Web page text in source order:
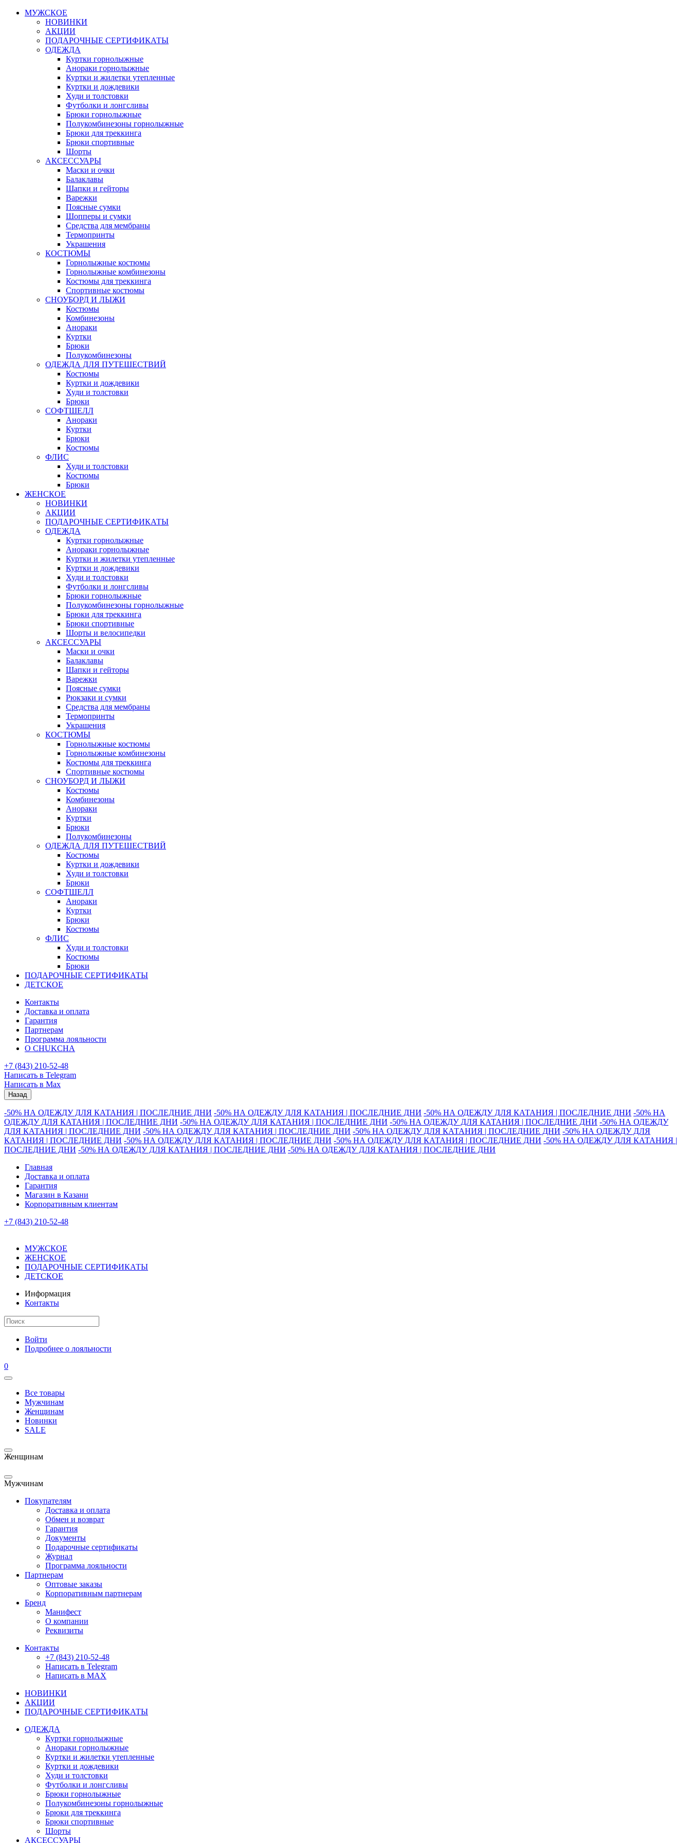
МУЖСКОЕ
НОВИНКИ
АКЦИИ
ПОДАРОЧНЫЕ СЕРТИФИКАТЫ
ОДЕЖДА
Куртки горнолыжные
Анораки горнолыжные
Куртки и жилетки утепленные
Куртки и дождевики
Худи и толстовки
Футболки и лонгсливы
Брюки горнолыжные
Полукомбинезоны горнолыжные
Брюки для треккинга
Брюки спортивные
Шорты
АКСЕССУАРЫ
Маски и очки
Балаклавы
Шапки и гейторы
Варежки
Поясные сумки
Шопперы и сумки
Средства для мембраны
Термопринты
Украшения
КОСТЮМЫ
Горнолыжные костюмы
Горнолыжные комбинезоны
Костюмы для треккинга
Спортивные костюмы
СНОУБОРД И ЛЫЖИ
Костюмы
Комбинезоны
Анораки
Куртки
Брюки
Полукомбинезоны
ОДЕЖДА ДЛЯ ПУТЕШЕСТВИЙ
Костюмы
Куртки и дождевики
Худи и толстовки
Брюки
СОФТШЕЛЛ
Анораки
Куртки
Брюки
Костюмы
ФЛИС
Худи и толстовки
Костюмы
Брюки
ЖЕНСКОЕ
НОВИНКИ
АКЦИИ
ПОДАРОЧНЫЕ СЕРТИФИКАТЫ
ОДЕЖДА
Куртки горнолыжные
Анораки горнолыжные
Куртки и жилетки утепленные
Куртки и дождевики
Худи и толстовки
Футболки и лонгсливы
Брюки горнолыжные
Полукомбинезоны горнолыжные
Брюки для треккинга
Брюки спортивные
Шорты и велосипедки
АКСЕССУАРЫ
Маски и очки
Балаклавы
Шапки и гейторы
Варежки
Поясные сумки
Рюкзаки и сумки
Средства для мембраны
Термопринты
Украшения
КОСТЮМЫ
Горнолыжные костюмы
Горнолыжные комбинезоны
Костюмы для треккинга
Спортивные костюмы
СНОУБОРД И ЛЫЖИ
Костюмы
Комбинезоны
Анораки
Куртки
Брюки
Полукомбинезоны
ОДЕЖДА ДЛЯ ПУТЕШЕСТВИЙ
Костюмы
Куртки и дождевики
Худи и толстовки
Брюки
СОФТШЕЛЛ
Анораки
Куртки
Брюки
Костюмы
ФЛИС
Худи и толстовки
Костюмы
Брюки
ПОДАРОЧНЫЕ СЕРТИФИКАТЫ
ДЕТСКОЕ
Контакты
Доставка и оплата
Гарантия
Партнерам
Программа лояльности
О CHUKCHA
+7 (843) 210-52-48
Написать в Telegram
Написать в Max
Назад
-50% НА ОДЕЖДУ ДЛЯ КАТАНИЯ | ПОСЛЕДНИЕ ДНИ -50% НА ОДЕЖДУ ДЛЯ КАТАНИЯ | ПОСЛЕДНИЕ ДНИ -50% НА ОДЕЖДУ ДЛЯ КАТАНИЯ | ПОСЛЕДНИЕ ДНИ -50% НА
ОДЕЖДУ ДЛЯ КАТАНИЯ | ПОСЛЕДНИЕ ДНИ -50% НА ОДЕЖДУ ДЛЯ КАТАНИЯ | ПОСЛЕДНИЕ ДНИ -50% НА ОДЕЖДУ ДЛЯ КАТАНИЯ | ПОСЛЕДНИЕ ДНИ -50% НА ОДЕЖДУ
ДЛЯ КАТАНИЯ | ПОСЛЕДНИЕ ДНИ -50% НА ОДЕЖДУ ДЛЯ КАТАНИЯ | ПОСЛЕДНИЕ ДНИ -50% НА ОДЕЖДУ ДЛЯ КАТАНИЯ | ПОСЛЕДНИЕ ДНИ -50% НА ОДЕЖДУ ДЛЯ
КАТАНИЯ | ПОСЛЕДНИЕ ДНИ -50% НА ОДЕЖДУ ДЛЯ КАТАНИЯ | ПОСЛЕДНИЕ ДНИ -50% НА ОДЕЖДУ ДЛЯ КАТАНИЯ | ПОСЛЕДНИЕ ДНИ -50% НА ОДЕЖДУ ДЛЯ КАТАНИЯ |
ПОСЛЕДНИЕ ДНИ -50% НА ОДЕЖДУ ДЛЯ КАТАНИЯ | ПОСЛЕДНИЕ ДНИ -50% НА ОДЕЖДУ ДЛЯ КАТАНИЯ | ПОСЛЕДНИЕ ДНИ
Главная
Доставка и оплата
Гарантия
Магазин в Казани
Корпоративным клиентам
+7 (843) 210-52-48
МУЖСКОЕ
ЖЕНСКОЕ
ПОДАРОЧНЫЕ СЕРТИФИКАТЫ
ДЕТСКОЕ
Информация
Контакты
Войти
Подробнее о лояльности
0
Все товары
Мужчинам
Женщинам
Новинки
SALE
Женщинам
Мужчинам
Покупателям
Доставка и оплата
Обмен и возврат
Гарантия
Документы
Подарочные сертификаты
Журнал
Программа лояльности
Партнерам
Оптовые заказы
Корпоративным партнерам
Бренд
Манифест
О компании
Реквизиты
Контакты
+7 (843) 210-52-48
Написать в Telegram
Написать в MAX
НОВИНКИ
АКЦИИ
ПОДАРОЧНЫЕ СЕРТИФИКАТЫ
ОДЕЖДА
Куртки горнолыжные
Анораки горнолыжные
Куртки и жилетки утепленные
Куртки и дождевики
Худи и толстовки
Футболки и лонгсливы
Брюки горнолыжные
Полукомбинезоны горнолыжные
Брюки для треккинга
Брюки спортивные
Шорты
АКСЕССУАРЫ